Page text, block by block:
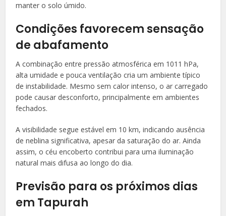
manter o solo úmido.
Condições favorecem sensação
de abafamento
A combinação entre pressão atmosférica em 1011 hPa,
alta umidade e pouca ventilação cria um ambiente típico
de instabilidade. Mesmo sem calor intenso, o ar carregado
pode causar desconforto, principalmente em ambientes
fechados.
A visibilidade segue estável em 10 km, indicando ausência
de neblina significativa, apesar da saturação do ar. Ainda
assim, o céu encoberto contribui para uma iluminação
natural mais difusa ao longo do dia.
Previsão para os próximos dias
em Tapurah